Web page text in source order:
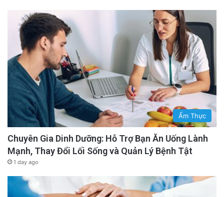
Ẩm Thực
Chuyên Gia Dinh Dưỡng: Hỗ Trợ Bạn Ăn Uống Lành
Mạnh, Thay Đổi Lối Sống và Quản Lý Bệnh Tật
1 day ago